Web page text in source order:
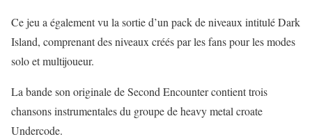
Ce jeu a également vu la sortie d’un pack de niveaux intitulé Dark
Island, comprenant des niveaux créés par les fans pour les modes
solo et multijoueur.
La bande son originale de Second Encounter contient trois
chansons instrumentales du groupe de heavy metal croate
Undercode.